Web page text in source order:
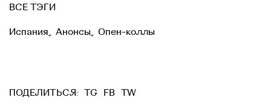
ВСЕ ТЭГИ
Испания, Анонсы, Опен-коллы
ПОДЕЛИТЬСЯ: TG FB TW